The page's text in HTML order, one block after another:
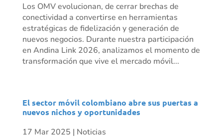
Los OMV evolucionan, de cerrar brechas de
conectividad a convertirse en herramientas
estratégicas de fidelización y generación de
nuevos negocios. Durante nuestra participación
en Andina Link 2026, analizamos el momento de
transformación que vive el mercado móvil...
El sector móvil colombiano abre sus puertas a
nuevos nichos y oportunidades
17 Mar 2025 | Noticias